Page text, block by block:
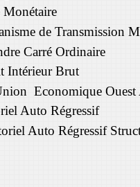
de Transmission
Carré Ordinaire
Intérieur Brut
Economique Ouest
Auto Régressif
Auto Régressif